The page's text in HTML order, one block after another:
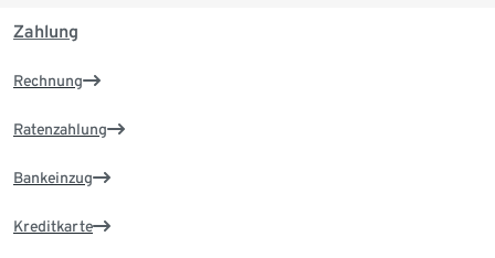
Zahlung
Rechnung
Ratenzahlung
Bankeinzug
Kreditkarte